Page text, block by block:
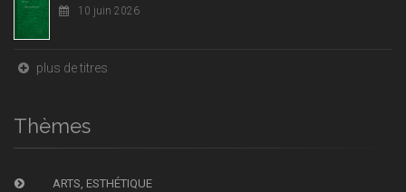
10 juin 2026
plus de titres
Thèmes
ARTS, ESTHÉTIQUE